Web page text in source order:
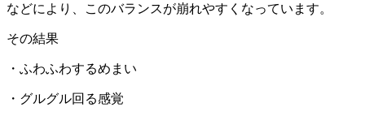
などにより、このバランスが崩れやすくなっています。
その結果
・ふわふわするめまい
・グルグル回る感覚